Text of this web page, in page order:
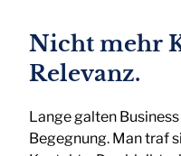
Nicht mehr
Relevanz.
Lange galten
Begegnung. Man traf